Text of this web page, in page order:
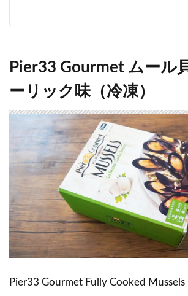
Pier33 Gourmet ムール
ーリック味（冷凍）
Pier33 Gourmet Fully Cooked